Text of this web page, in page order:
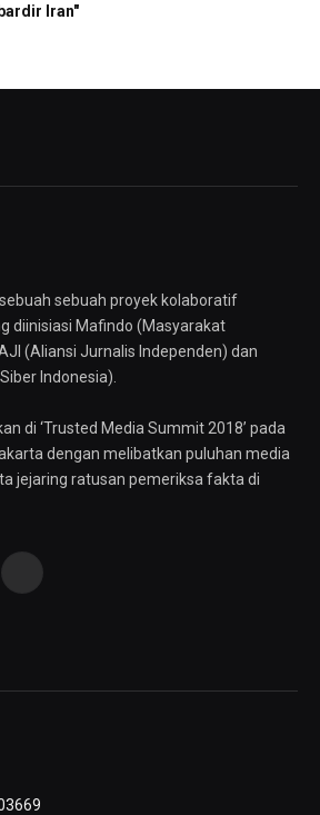
Iran"
sebuah proyek kolaboratif
diinisiasi Mafindo (Masyarakat
(Aliansi Jurnalis Independen) dan
Indonesia).
di ‘Trusted Media Summit 2018’ pada
dengan melibatkan puluhan media
jejaring ratusan pemeriksa fakta di
YouTube